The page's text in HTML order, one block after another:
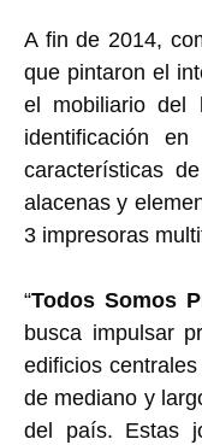
A fin de 2014,
que pintaron el
el mobiliario del
identificación
características
alacenas y
3 impresoras
“Todos Somos
busca impulsar
edificios
de mediano y
del país. Estas